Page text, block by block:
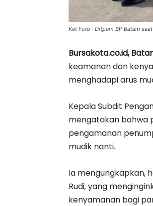
Ket Foto : Ditpam BP Batam
Bursakota.co.id,
keamanan dan
menghadapi arus
Kepala Subdit
mengatakan bahwa
pengamanan
mudik nanti.
Ia mengungkapkan,
Rudi, yang
kenyamanan bagi